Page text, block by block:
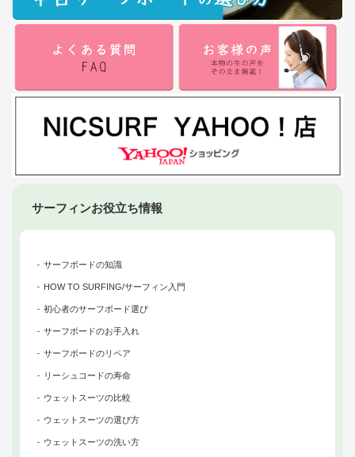
サーフィンお役立ち情報
サーフボードの知識
HOW TO SURFING/サーフィン入門
初心者のサーフボード選び
サーフボードのお手入れ
サーフボードのリペア
リーシュコードの寿命
ウェットスーツの比較
ウェットスーツの選び方
ウェットスーツの洗い方